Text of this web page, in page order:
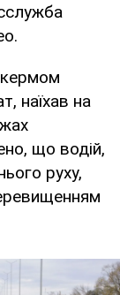
наїхав на
що водій,
руху,